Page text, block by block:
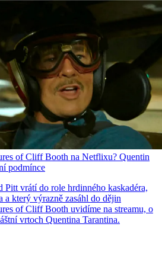
of Cliff Booth na Netflixu? Quentin
podmínce
Pitt vrátí do role hrdinného kaskadéra,
a který výrazně zasáhl do dějin
of Cliff Booth uvidíme na streamu, o
vrtoch Quentina Tarantina.